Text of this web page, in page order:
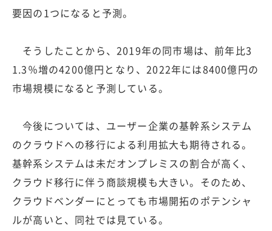
要因の1つになると予測。
そうしたことから、2019年の同市場は、前年比3
1.3％増の4200億円となり、2022年には8400億円の
市場規模になると予測している。
今後については、ユーザー企業の基幹系システム
のクラウドへの移行による利用拡大も期待される。
基幹系システムは未だオンプレミスの割合が高く、
クラウド移行に伴う商談規模も大きい。そのため、
クラウドベンダーにとっても市場開拓のポテンシャ
ルが高いと、同社では見ている。